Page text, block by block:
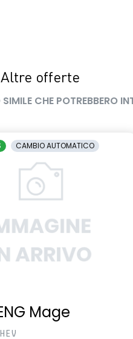
Altre offerte
CHE POTREBBERO
CAMBIO AUTOMATICO
Mage